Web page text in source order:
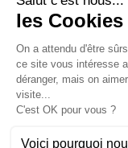
Mentions légales
Conditions générales
SERVICE
Pièces détachées